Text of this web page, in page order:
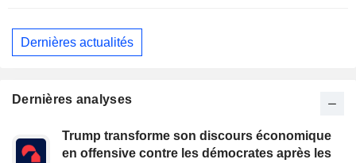
Dernières actualités
Dernières analyses
Trump transforme son discours économique
en offensive contre les démocrates après les